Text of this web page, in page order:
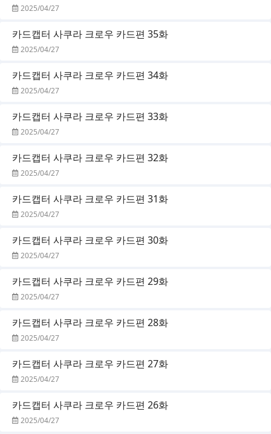
2025/04/27
카드캡터 사쿠라 크로우 카드편 35화
2025/04/27
카드캡터 사쿠라 크로우 카드편 34화
2025/04/27
카드캡터 사쿠라 크로우 카드편 33화
2025/04/27
카드캡터 사쿠라 크로우 카드편 32화
2025/04/27
카드캡터 사쿠라 크로우 카드편 31화
2025/04/27
카드캡터 사쿠라 크로우 카드편 30화
2025/04/27
카드캡터 사쿠라 크로우 카드편 29화
2025/04/27
카드캡터 사쿠라 크로우 카드편 28화
2025/04/27
카드캡터 사쿠라 크로우 카드편 27화
2025/04/27
카드캡터 사쿠라 크로우 카드편 26화
2025/04/27